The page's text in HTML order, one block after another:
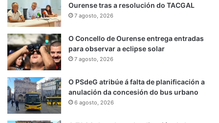
Ourense tras a resolución do TACGAL
7 agosto, 2026
O Concello de Ourense entrega entradas
para observar a eclipse solar
7 agosto, 2026
O PSdeG atribúe á falta de planificación a
anulación da concesión do bus urbano
6 agosto, 2026